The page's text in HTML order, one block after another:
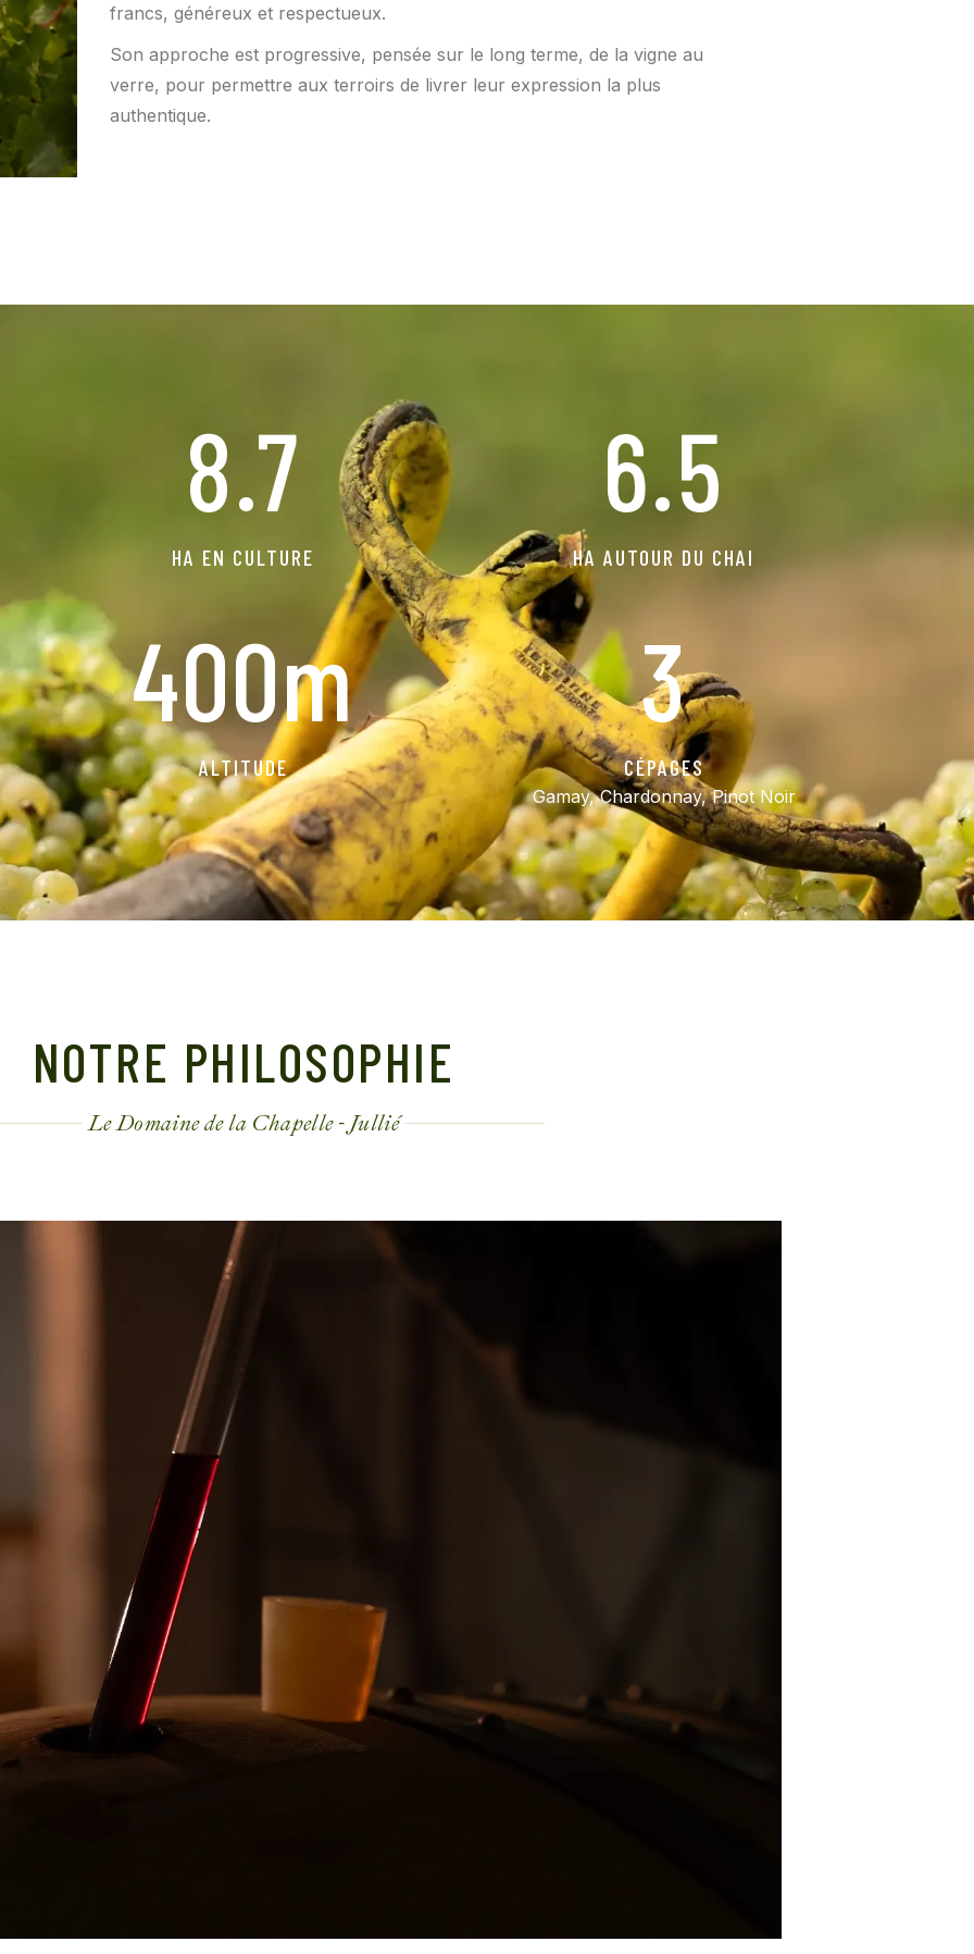
francs, généreux et respectueux.
Son approche est progressive, pensée sur le long terme, de la vigne au
verre, pour permettre aux terroirs de livrer leur expression la plus
authentique.
8.7
HA EN CULTURE
6.5
HA AUTOUR DU CHAI
400m
ALTITUDE
3
CÉPAGES
Gamay, Chardonnay, Pinot Noir
NOTRE PHILOSOPHIE
Le Domaine de la Chapelle - Jullié